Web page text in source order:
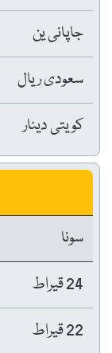
جاپانی ین
سعودی ریال
کویتی دینار
سونا
24 قیراط
22 قیراط